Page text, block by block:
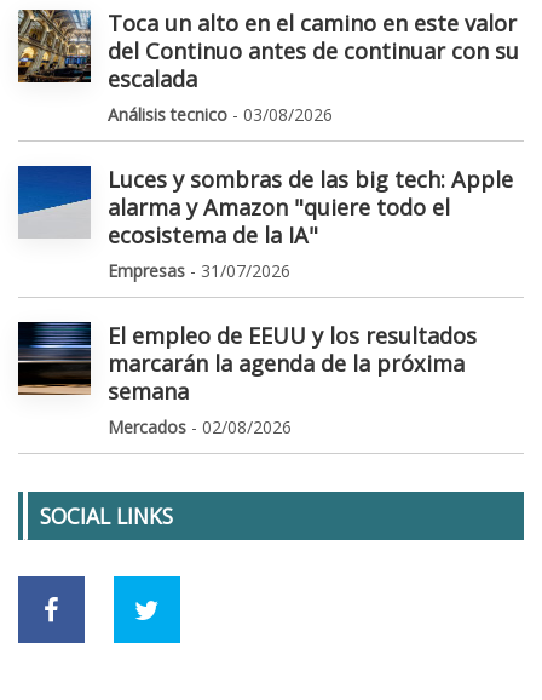
Toca un alto en el camino en este valor
del Continuo antes de continuar con su
escalada
Análisis tecnico - 03/08/2026
Luces y sombras de las big tech: Apple
alarma y Amazon "quiere todo el
ecosistema de la IA"
Empresas - 31/07/2026
El empleo de EEUU y los resultados
marcarán la agenda de la próxima
semana
Mercados - 02/08/2026
SOCIAL LINKS